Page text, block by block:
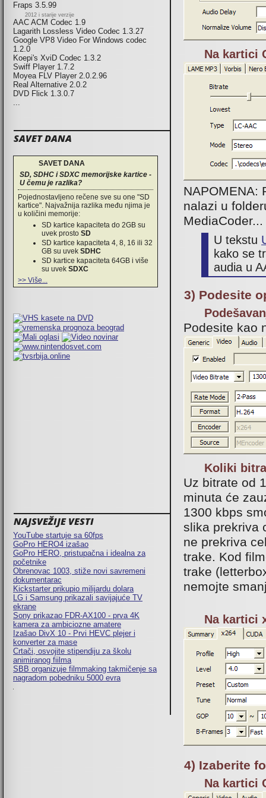
Fraps 3.5.99
2012 i starije verzije
AAC ACM Codec 1.9
Lagarith Lossless Video Codec 1.3.27
Google VP8 Video For Windows codec
1.2.0
Koepi's XviD Codec 1.3.2
Swiff Player 1.7.2
Moyea FLV Player 2.0.2.96
Real Alternative 2.0.2
DVD Flick 1.3.0.7
...
SAVET DANA
SAVET DANA
SD, SDHC i SDXC memorijske kartice -
U čemu je razlika?
Pojednostavljeno rečene sve su one "SD
kartice". Najvažnija razlika među njima je
u količini memorije:
SD kartice kapaciteta do 2GB su
uvek prosto SD
SD kartice kapaciteta 4, 8, 16 ili 32
GB su uvek SDHC
SD kartice kapaciteta 64GB i više
su uvek SDXC
>> Više...
NAJSVEŽIJE VESTI
YouTube startuje sa 60fps
GoPro HERO4 izašao
GoPro HERO, pristupačna i idealna za
početnike
Obrenovac 1003, stiže novi savremeni
dokumentarac
Kickstarter prikupio milijardu dolara
LG i Samsung prikazali savijajuće TV
ekrane
Sony prikazao FDR-AX100 - prva 4K
kamera za ambiciozne amatere
Izašao DivX 10 - Prvi HEVC plejer i
konverter za mase
Crtači, osvojite stipendiju za školu
animiranog fiilma
SBB organizuje filmmaking takmičenje sa
nagradom pobedniku 5000 evra
Na kartici
NAPOMENA:
nalazi u
MediaCoder...
U tekstu
kako se
audia u
3) Podesite
Podesite kao
Koliki
Uz bitrate od
minuta će
1300 kbps
slika prekriva
ne prekriva
trake. Kod
trake
nemojte
Na kartici
4) Izaberite
Na kartici